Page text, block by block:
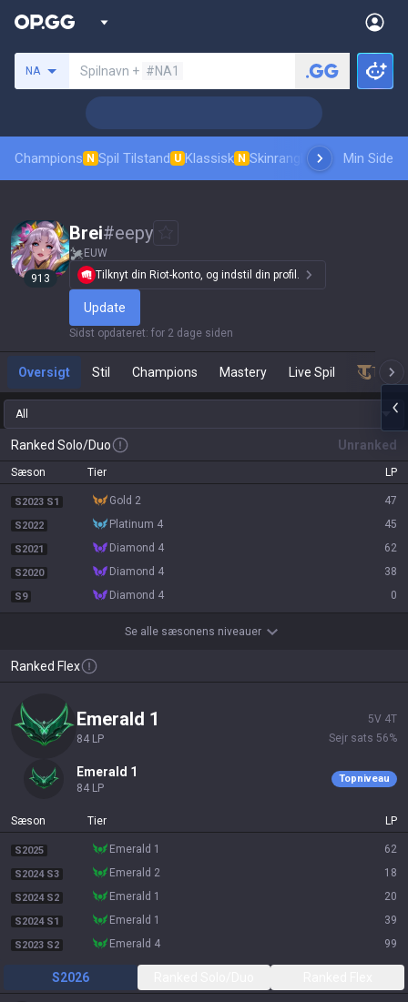
NA Spilnavn + #NA1
Champions N Spil Tilstand U Klassisk N Skinrangliste RangPro
Min Side
913
Brei#eepy
EUW
Tilknyt din Riot-konto, og indstil din profil.
Update
Sidst opdateret: for 2 dage siden
Oversigt Stil Champions Mastery Live Spil
All
Ranked Solo/Duo Unranked
Sæson Tier LP
S2023 S1 gold 2 47
S2022 platinum 4 45
S2021 diamond 4 62
S2020 diamond 4 38
S9 diamond 4 0
Se alle sæsonens niveauer
Ranked Flex
emerald 1
84 LP
5V 4T
Sejr sats 56%
emerald 1
84 LP
Topniveau
Sæson Tier LP
S2025 emerald 1 62
S2024 S3 emerald 2 18
S2024 S2 emerald 1 20
S2024 S1 emerald 1 39
S2023 S2 emerald 4 99
S2026